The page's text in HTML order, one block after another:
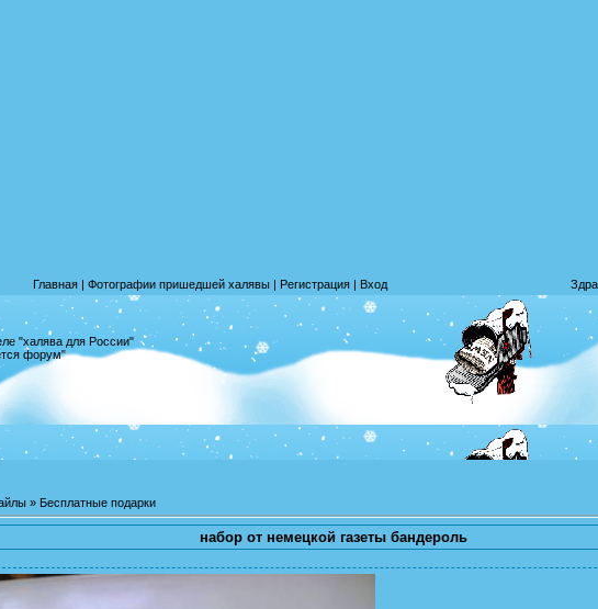
Главная | Фотографии пришедшей халявы | Регистрация | Вход
"халява для России"
форум"
» Бесплатные подарки
набор от немецкой газеты бандероль